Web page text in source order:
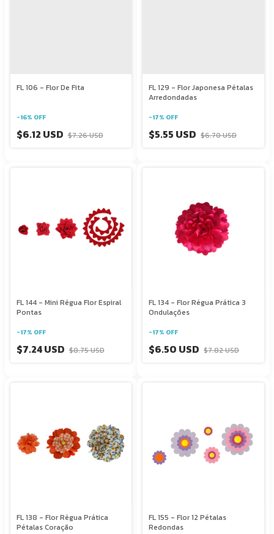
FL 106 - Flor De Fita
-16% OFF
$6.12 USD $7.26 USD
FL 129 - Flor Japonesa Pétalas
Arredondadas
-17% OFF
$5.55 USD $6.70 USD
FL 144 - Mini Régua Flor Espiral
Pontas
-17% OFF
$7.24 USD $8.75 USD
FL 134 - Flor Régua Prática 3
Ondulações
-17% OFF
$6.50 USD $7.82 USD
FL 138 - Flor Régua Prática
Pétalas Coração
FL 155 - Flor 12 Pétalas
Redondas